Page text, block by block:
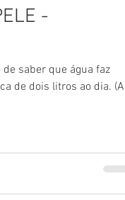
-
saber que água faz
de dois litros ao dia. (A